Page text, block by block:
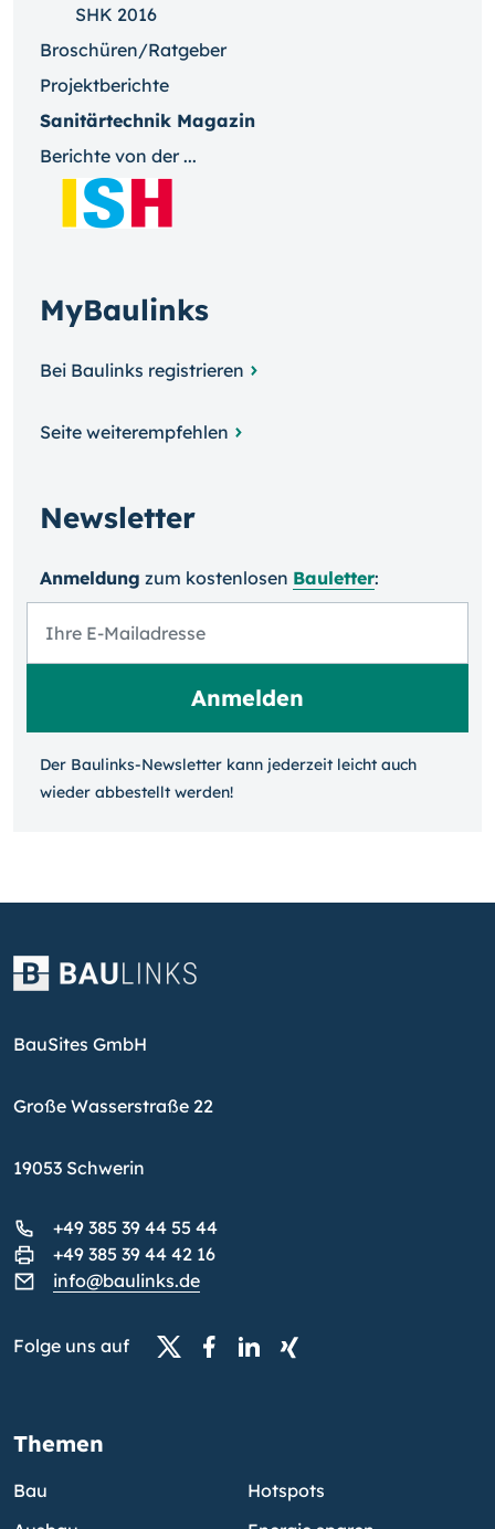
SHK 2016
Broschüren/Ratgeber
Projektberichte
Sanitärtechnik Magazin
Berichte von der ...
MyBaulinks
Bei Baulinks registrieren
Seite weiterempfehlen
Newsletter
Anmeldung zum kosten­losen Bauletter:
Der Baulinks-Newsletter kann jeder­zeit leicht auch
wieder ab­bestellt werden!
BauSites GmbH
Große Wasserstraße 22
19053 Schwerin
+49 385 39 44 55 44
+49 385 39 44 42 16
info@baulinks.de
Folge uns auf
Themen
Bau
Hotspots